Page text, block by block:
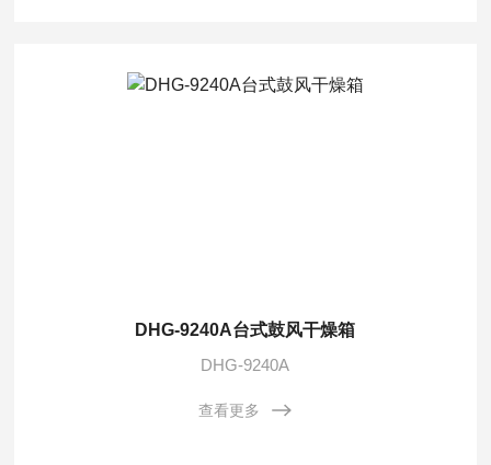
DHG-9240A台式鼓风干燥箱
DHG-9240A
查看更多